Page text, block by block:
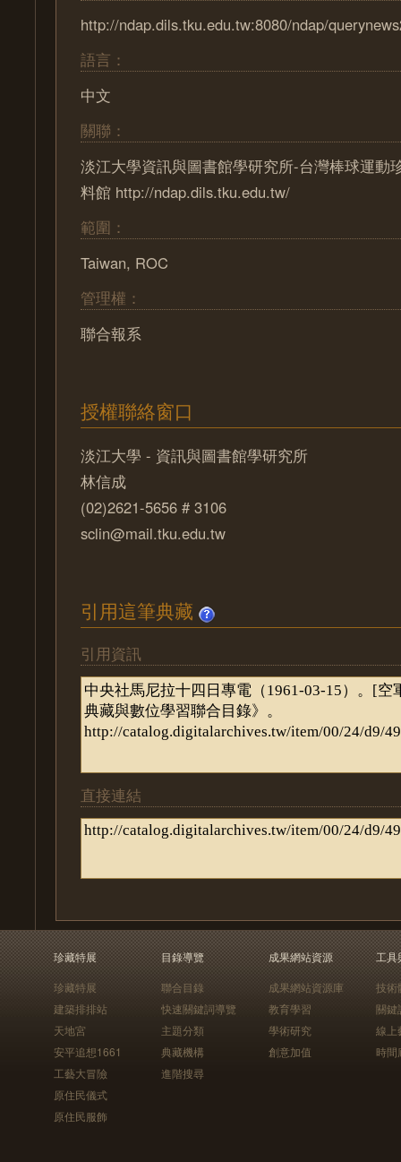
http://ndap.dils.tku.edu.tw:8080/ndap/
語言：
中文
關聯：
淡江大學資訊與圖書館學研究所-台灣棒球運動
料館 http://ndap.dils.tku.edu.tw/
範圍：
Taiwan, ROC
管理權：
聯合報系
授權聯絡窗口
淡江大學 - 資訊與圖書館學研究所
林信成
(02)2621-5656 # 3106
sclin@mail.tku.edu.tw
引用這筆典藏
引用資訊
直接連結
珍藏特展
珍藏特展
建築排排站
天地宮
安平追想1661
工藝大冒險
原住民儀式
原住民服飾
目錄導覽
聯合目錄
快速關鍵詞導覽
主題分類
典藏機構
進階搜尋
成果網站資源
成果網站資源庫
教育學習
學術研究
創意加值
工具
技術
關鍵
線上
時間